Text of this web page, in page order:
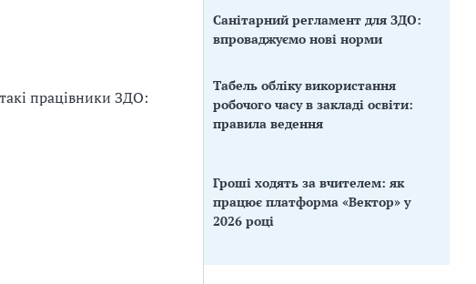
працівники ЗДО:
Санітарний регламент для ЗДО:
впроваджуємо нові норми
Табель обліку використання
робочого часу в закладі освіти:
правила ведення
Гроші ходять за вчителем: як
працює платформа «Вектор» у
2026 році